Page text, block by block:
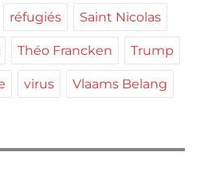
réfugiés Saint Nicolas
Théo Francken Trump
virus Vlaams Belang